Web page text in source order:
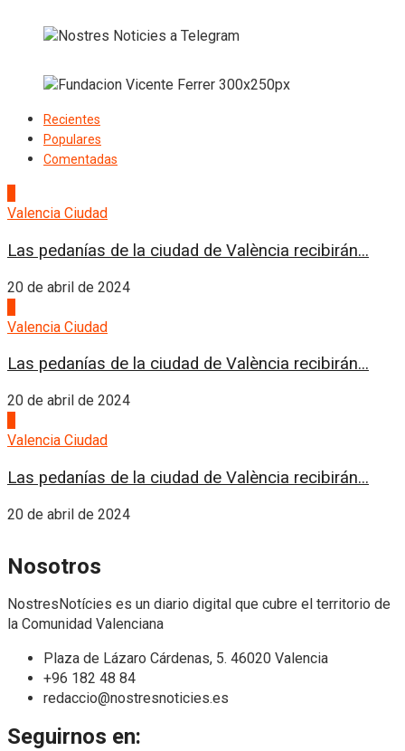
Recientes
Populares
Comentadas
Valencia Ciudad
Las pedanías de la ciudad de València recibirán...
20 de abril de 2024
Valencia Ciudad
Las pedanías de la ciudad de València recibirán...
20 de abril de 2024
Valencia Ciudad
Las pedanías de la ciudad de València recibirán...
20 de abril de 2024
Nosotros
NostresNotícies es un diario digital que cubre el territorio de
la Comunidad Valenciana
Plaza de Lázaro Cárdenas, 5. 46020 Valencia
+96 182 48 84
redaccio@nostresnoticies.es
Seguirnos en: